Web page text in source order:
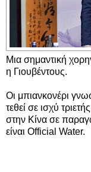
Μια σημαντική
η Γιουβέντους.
Οι μπιανκονέρι
τεθεί σε ισχύ
στην Κίνα σε
είναι Official Water.